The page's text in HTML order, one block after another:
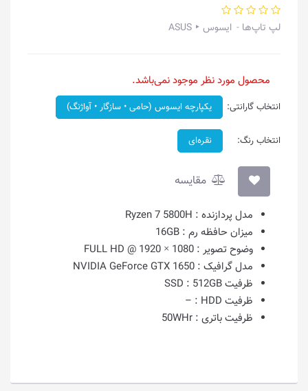
لپ تاپ‌ها ایسوس ‣ ASUS
محصول مورد نظر موجود نمی‌باشد.
انتخاب گارانتی: یکپارچه ایسوس (حامی • سازگار • آواژنگ)
انتخاب رنگ: نقره‌ای
مقایسه
مدل پردازنده : Ryzen 7 5800H
میزان حافظه رم : 16GB
وضوح تصویر : 1080 × 1920 @ FULL HD
مدل گرافیک : NVIDIA GeForce GTX 1650
ظرفیت SSD :512GB
ظرفیت HDD :
–
ظرفیت باتری : 50WHr